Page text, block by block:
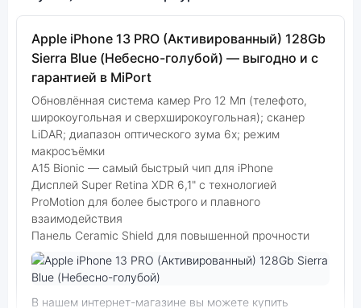
Apple iPhone 13 PRO (Активированный) 128Gb
Sierra Blue (Небесно-голубой) — выгодно и с
гарантией в MiPort
Обновлённая система камер Pro 12 Мп (телефото,
широкоугольная и сверхширокоугольная); сканер
LiDAR; диапазон оптического зума 6x; режим
макросъёмки
A15 Bionic — самый быстрый чип для iPhone
Дисплей Super Retina XDR 6,1" с технологией
ProMotion для более быстрого и плавного
взаимодействия
Панель Ceramic Shield для повышенной прочности
В нашем интернет-магазине вы можете купить